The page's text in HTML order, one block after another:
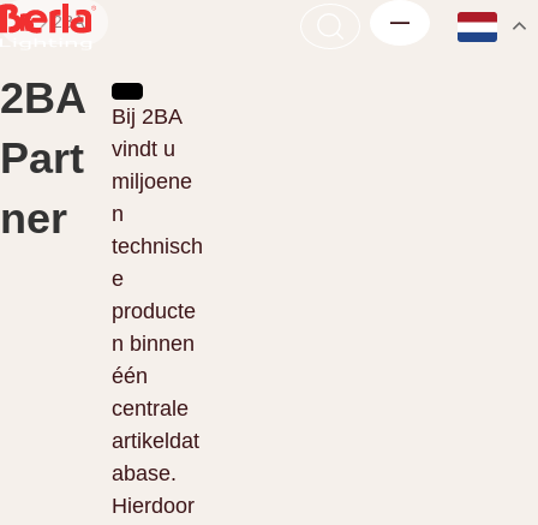
2BA
2BA
Part
ner
Bij 2BA
vindt u
miljoene
n
technisch
e
producte
n binnen
één
centrale
artikeldat
abase.
Hierdoor